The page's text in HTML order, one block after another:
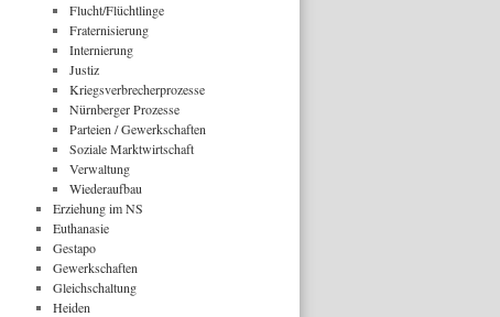
Flucht/Flüchtlinge
Fraternisierung
Internierung
Justiz
Kriegsverbrecherprozesse
Nürnberger Prozesse
Parteien / Gewerkschaften
Soziale Marktwirtschaft
Verwaltung
Wiederaufbau
Erziehung im NS
Euthanasie
Gestapo
Gewerkschaften
Gleichschaltung
Heiden